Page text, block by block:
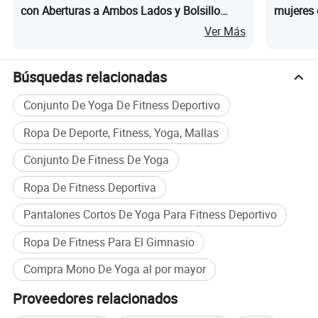
con Aberturas a Ambos Lados y Bolsillo
Ver Más
mujeres
Búsquedas relacionadas
Conjunto De Yoga De Fitness Deportivo
Ropa De Deporte, Fitness, Yoga, Mallas
Conjunto De Fitness De Yoga
Ropa De Fitness Deportiva
Pantalones Cortos De Yoga Para Fitness Deportivo
Ropa De Fitness Para El Gimnasio
Compra Mono De Yoga al por mayor
Proveedores relacionados